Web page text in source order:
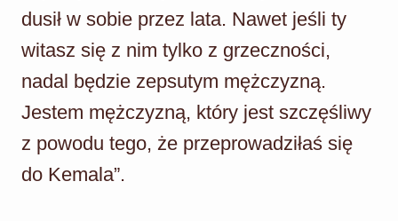
dusił w sobie przez lata. Nawet jeśli ty
witasz się z nim tylko z grzeczności,
nadal będzie zepsutym mężczyzną.
Jestem mężczyzną, który jest szczęśliwy
z powodu tego, że przeprowadziłaś się
do Kemala”.